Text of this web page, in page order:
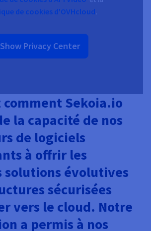
de cookies d'OVHcloud.
Show Privacy Center
comment Sekoia.io
la capacité de nos
de logiciels
à offrir les
solutions évolutives
sécurisées
vers le cloud. Notre
a permis à nos